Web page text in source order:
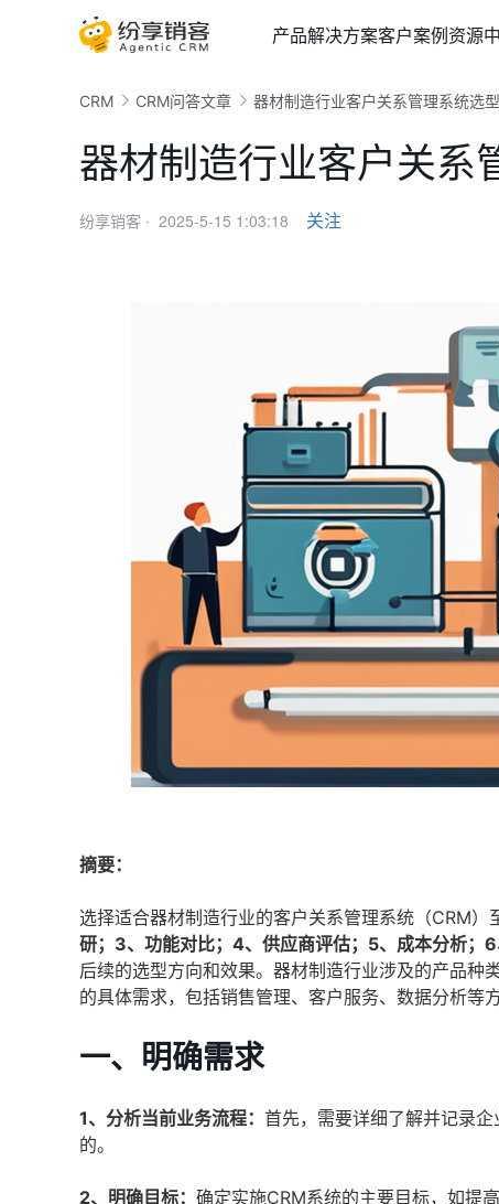
产品解决方案客户案例资源
CRM CRM问答文章 器材制造行业客户关系管理系统选
器材制造行业客户关系
纷享销客 · 2025-5-15 1:03:18 关注
摘要：
选择适合器材制造行业的客户关系管理系统（CRM）
研；3、功能对比；4、供应商评估；5、成本分析；6
后续的选型方向和效果。器材制造行业涉及的产品种
的具体需求，包括销售管理、客户服务、数据分析等
一、明确需求
1、分析当前业务流程： 首先，需要详细了解并记录
的。
2、明确目标： 确定实施CRM系统的主要目标，如提